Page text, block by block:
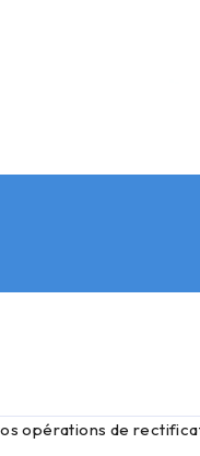
opérations de